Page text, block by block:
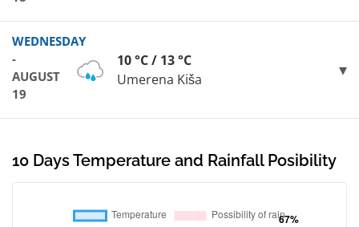
WEDNESDAY
-
AUGUST
19
10 °C / 13 °C
Umerena Kiša
10 Days Temperature and Rainfall Posibility